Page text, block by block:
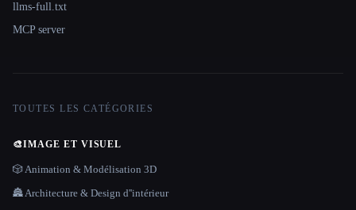
llms-full.txt
MCP server
TOUTES LES CATÉGORIES
🎨IMAGE ET VISUEL
🎲 Animation & Modélisation 3D
🏯 Architecture & Design d''intérieur